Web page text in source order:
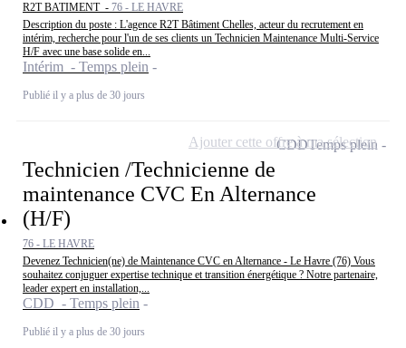
R2T BATIMENT - 76 - LE HAVRE
Description du poste : L'agence R2T Bâtiment Chelles, acteur du recrutement en
intérim, recherche pour l'un de ses clients un Technicien Maintenance Multi-Service
H/F avec une base solide en...
Intérim - Temps plein
Publié il y a plus de 30 jours
Technicien /Technicienne de
maintenance CVC En Alternance
(H/F)
76 - LE HAVRE
Devenez Technicien(ne) de Maintenance CVC en Alternance - Le Havre (76) Vous
souhaitez conjuguer expertise technique et transition énergétique ? Notre partenaire,
leader expert en installation,...
CDD - Temps plein
Publié il y a plus de 30 jours
CDDTemps plein
Ajouter cette offre à ma sélection